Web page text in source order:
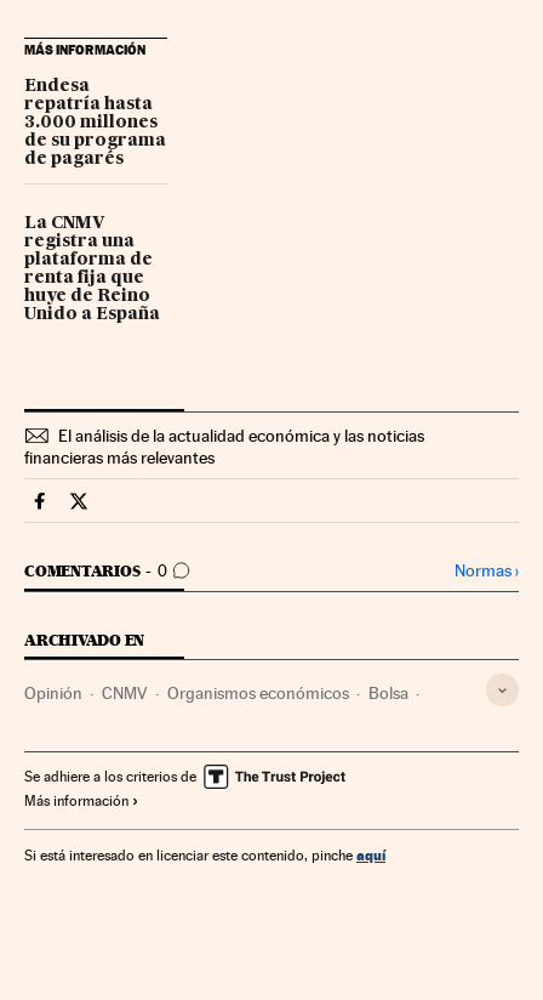
MÁS INFORMACIÓN
Endesa
repatría hasta
3.000 millones
de su programa
de pagarés
La CNMV
registra una
plataforma de
renta fija que
huye de Reino
Unido a España
El análisis de la actualidad económica y las noticias
financieras más relevantes
Mercados Financieros Cinco Días en Facebook
Mercados Financieros Cinco Días en Twitter
COMENTARIOS 0
IR A LOS COMENTARIOS Normas›
ARCHIVADO EN
Opinión CNMV Organismos económicos Bolsa
Empresas Organizaciones internacionales
Relaciones exteriores Finanzas Administración pública
Se adhiere a los criterios de
Más información
Si está interesado en licenciar este contenido, pinche aquí